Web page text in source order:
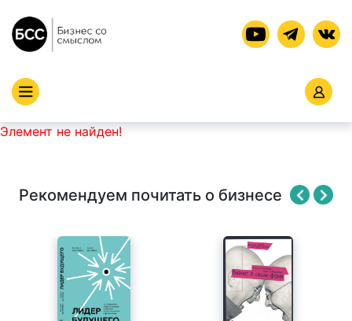
Элемент не найден!
Рекомендуем почитать о бизнесе